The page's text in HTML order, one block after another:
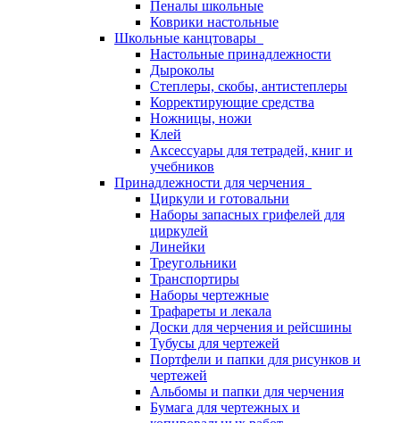
Пеналы школьные
Коврики настольные
Школьные канцтовары
Настольные принадлежности
Дыроколы
Степлеры, скобы, антистеплеры
Корректирующие средства
Ножницы, ножи
Клей
Аксессуары для тетрадей, книг и
учебников
Принадлежности для черчения
Циркули и готовальни
Наборы запасных грифелей для
циркулей
Линейки
Треугольники
Транспортиры
Наборы чертежные
Трафареты и лекала
Доски для черчения и рейсшины
Тубусы для чертежей
Портфели и папки для рисунков и
чертежей
Альбомы и папки для черчения
Бумага для чертежных и